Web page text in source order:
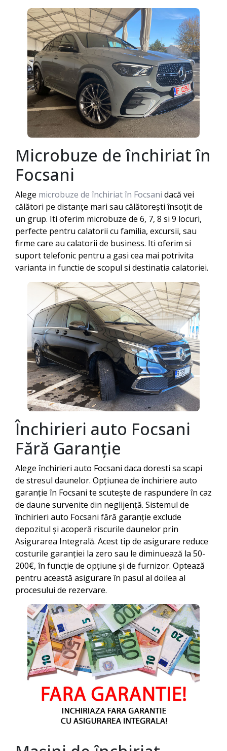
Microbuze de închiriat în
Focsani
Alege microbuze de închiriat în Focsani dacă vei
călători pe distanțe mari sau călătorești însoțit de
un grup. Iti oferim microbuze de 6, 7, 8 si 9 locuri,
perfecte pentru calatorii cu familia, excursii, sau
firme care au calatorii de business. Iti oferim si
suport telefonic pentru a gasi cea mai potrivita
varianta in functie de scopul si destinatia calatoriei.
Închirieri auto Focsani
Fără Garanție
Alege închirieri auto Focsani daca doresti sa scapi
de stresul daunelor. Opțiunea de închiriere auto
garanție în Focsani te scutește de raspundere în caz
de daune survenite din neglijență. Sistemul de
închirieri auto Focsani fără garanție exclude
depozitul și acoperă riscurile daunelor prin
Asigurarea Integrală. Acest tip de asigurare reduce
costurile garanției la zero sau le diminuează la 50-
200€, în funcție de opțiune și de furnizor. Optează
pentru această asigurare în pasul al doilea al
procesului de rezervare.